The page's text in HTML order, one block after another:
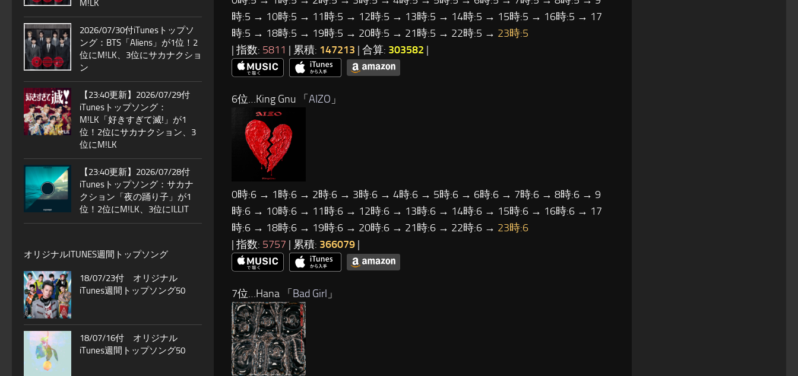
時:5 → 10時:5 → 11時:5 → 12時:5 → 13時:5 → 14時:5 → 15時:5 → 16時:5 → 17
時:5 → 18時:5 → 19時:5 → 20時:5 → 21時:5 → 22時:5 → 23時:5
| 指数: 5811 | 累積: 147213 | 合算: 303582 |
6位…King Gnu 「 AIZO 」
0時:6 → 1時:6 → 2時:6 → 3時:6 → 4時:6 → 5時:6 → 6時:6 → 7時:6 → 8時:6 → 9
時:6 → 10時:6 → 11時:6 → 12時:6 → 13時:6 → 14時:6 → 15時:6 → 16時:6 → 17
時:6 → 18時:6 → 19時:6 → 20時:6 → 21時:6 → 22時:6 → 23時:6
| 指数: 5757 | 累積: 366079 |
7位…Hana 「 Bad Girl 」
M!LK
2026/07/30付iTunesトップソ
ング：BTS「Aliens」が1位！2
位にM!LK、3位にサカナクショ
ン
【23:40更新】2026/07/29付
iTunesトップソング：
M!LK「好きすぎて滅!」が1
位！2位にサカナクション、3
位にM!LK
【23:40更新】2026/07/28付
iTunesトップソング：サカナ
クション「夜の踊り子」が1
位！2位にM!LK、3位にILLIT
オリジナルITUNES週間トップソング
18/07/23付 オリジナル
iTunes週間トップソング50
18/07/16付 オリジナル
iTunes週間トップソング50